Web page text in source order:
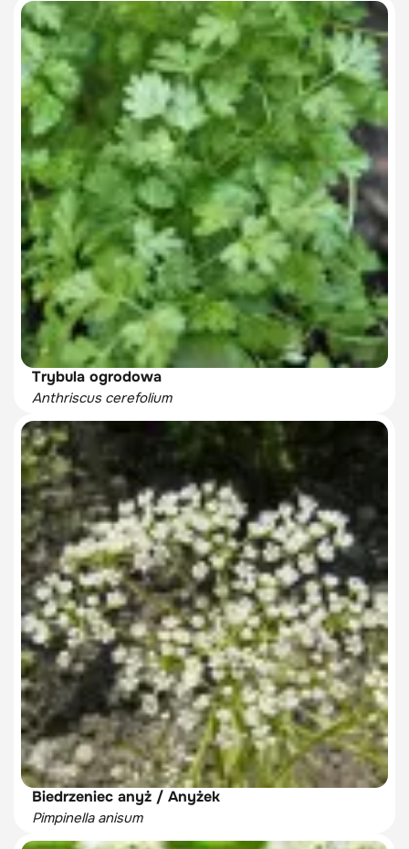
Trybula ogrodowa
Anthriscus cerefolium
Biedrzeniec anyż / Anyżek
Pimpinella anisum